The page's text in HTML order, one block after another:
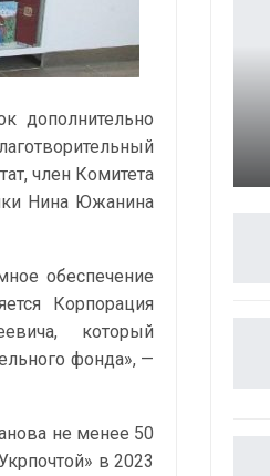
дополнительно
член Комитета
Нина Южанина
обеспечение
Корпорация
который
фонда», —
не менее 50
в 2023